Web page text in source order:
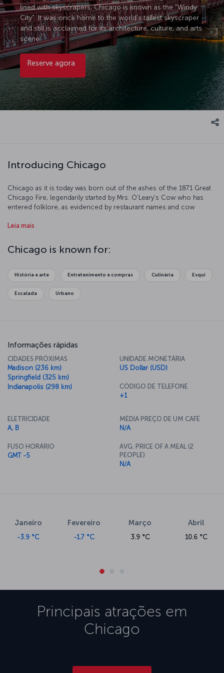
lined with skyscrapers, Chicago is known as the "Windy
City". It was once home to the world's tallest skyscraper
and still is acclaimed for its architecture, culture, and arts
scene.
Reserve agora
Introducing Chicago
Chicago as it is today was born out of the ashes of the 1871 Great
Chicago Fire, legendarily started by Mrs. O'Leary's Cow who has
entered folklore, as evidenced by restaurant names and cow
over Lake Michigan or amuse yourselves at Navy Pier on the lake.
and look out over the glass observation deck, and you will fall in
love with the art in Millennium Park. The aquarium is one of the best
scene, so make sure to take in a show at the Chicago Theater.
Leia mais
Chicago is known for:
História e arte Entretenimento e compras Culinária Esqui
Escalada Urbano
Informações rápidas
CIDADES PRÓXIMAS
Madison (236 km)
Springfield (325 km)
Indianapolis (298 km)
UNIDADE MONETÁRIA
US Dollar (USD)
CÓDIGO DE TELEFONE
+1
ELETRICIDADE
A, B
FUSO HORÁRIO
GMT -5
MÉDIA PREÇO DE UM CAFÉ
N/A
AVG. PRICE OF A MEAL (2
PEOPLE)
N/A
Janeiro
-3.9 °C
Fevereiro
-1.7 °C
Março
3.9 °C
Abril
10.6 °C
Principais atrações em
Chicago